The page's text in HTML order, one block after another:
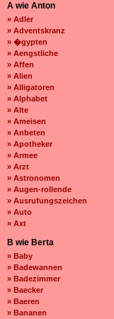
A wie Anton
» Adler
» Adventskranz
» �gypten
» Aengstliche
» Affen
» Alien
» Alligatoren
» Alphabet
» Alte
» Ameisen
» Anbeten
» Apotheker
» Armee
» Arzt
» Astronomen
» Augen-rollende
» Ausrufungszeichen
» Auto
» Axt
B wie Berta
» Baby
» Badewannen
» Badezimmer
» Baecker
» Baeren
» Bananen